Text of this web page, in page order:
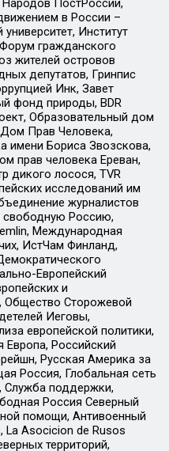
ПостРоссии,
в России –
Институт
гражданского
жителей островов
депутатов, Гринпис
Инк, Завет
фонд природы, BDR
Образовательный дом
Прав Человека,
имени Бориса Звозскова,
прав человека Ереван,
дикого лосося, TVR
исследований им
журналистов
свободную Россию,
Международная
ИстЧам Финланд,
Европейский
и
Общество Сторожевой
Иеговы,
европейской политики,
Европа, Российский
Русская Америка за
Россия, Глобальная сеть
Служба поддержки,
Россия Северный
помощи, Антивоенный
La Asocicion de Rusos
территорий,